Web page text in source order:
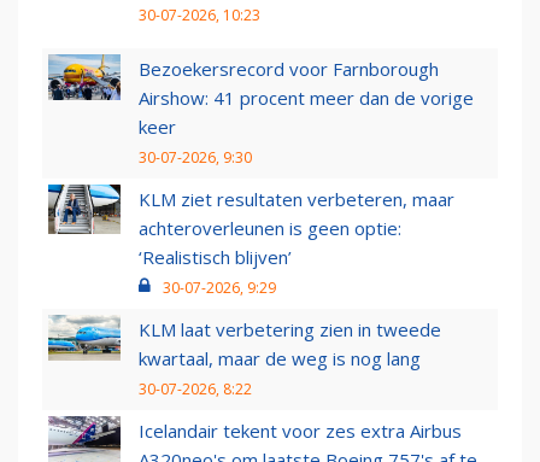
30-07-2026, 10:23
Bezoekersrecord voor Farnborough
Airshow: 41 procent meer dan de vorige
keer
30-07-2026, 9:30
KLM ziet resultaten verbeteren, maar
achteroverleunen is geen optie:
‘Realistisch blijven’
30-07-2026, 9:29
KLM laat verbetering zien in tweede
kwartaal, maar de weg is nog lang
30-07-2026, 8:22
Icelandair tekent voor zes extra Airbus